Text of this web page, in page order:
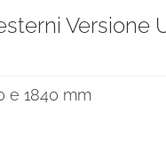
Versione
e 1840 mm